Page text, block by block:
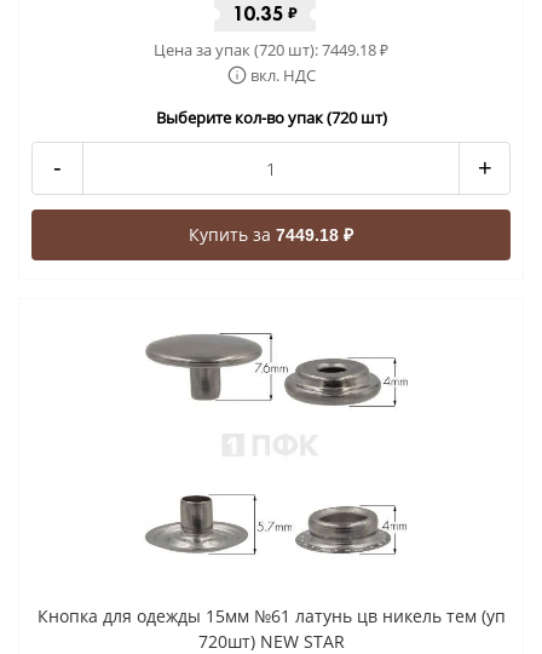
10.35 ₽
Цена за упак (720 шт):7449.18₽
вкл. НДС
Выберите кол-во упак (720 шт)
- +
Купить за 7449.18 ₽
Кнопка для одежды 15мм №61 латунь цв никель тем (уп
720шт) NEW STAR